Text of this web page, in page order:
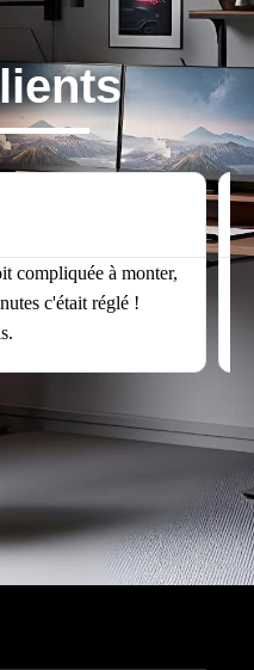
compliquée à monter,
c'était réglé !